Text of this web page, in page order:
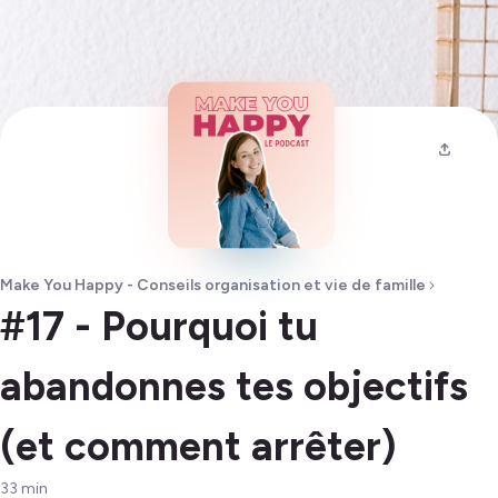
Make You Happy - Conseils organisation et vie de famille
#17 - Pourquoi tu
abandonnes tes objectifs
(et comment arrêter)
33 min